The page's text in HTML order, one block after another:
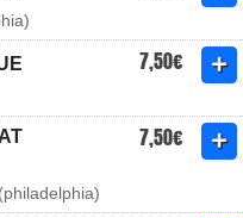
7,50€
7,50€